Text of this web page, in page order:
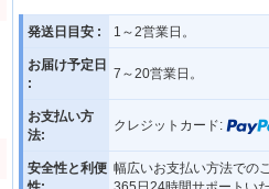
発送日目安 : 1～2営業日。
お届け予定日
:
7～20営業日。
お支払い方
法:
クレジットカード:
安全性と利便 幅広いお支払い方法での